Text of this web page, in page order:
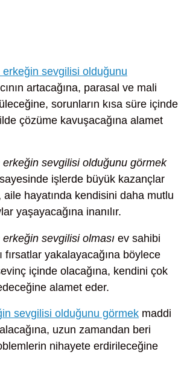
sevgilisi olduğunu
artacağına, parasal ve mali
sorunların kısa süre içinde
çözüme kavuşacağına alamet
sevgilisi olduğunu görmek
işlerde büyük kazançlar
hayatında kendisini daha mutlu
yaşayacağına inanılır.
sevgilisi olması ev sahibi
fırsatlar yakalayacağına böylece
içinde olacağına, kendini çok
alamet eder.
sevgilisi olduğunu görmek maddi
uzun zamandan beri
nihayete erdirileceğine